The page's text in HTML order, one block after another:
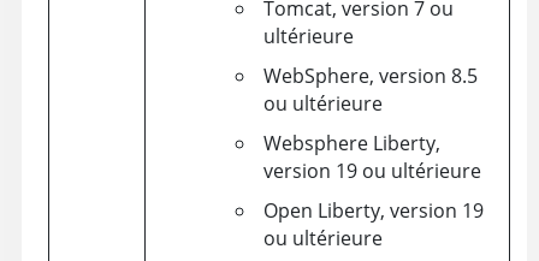
Tomcat, version 7 ou
ultérieure
WebSphere, version 8.5
ou ultérieure
Websphere Liberty,
version 19 ou ultérieure
Open Liberty, version 19
ou ultérieure